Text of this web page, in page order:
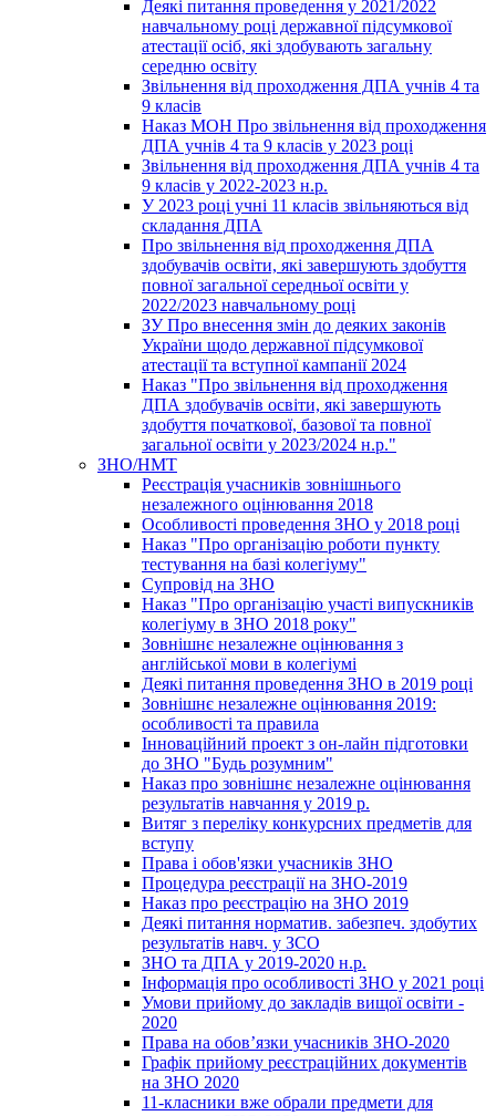
Деякі питання проведення у 2021/2022
навчальному році державної підсумкової
атестації осіб, які здобувають загальну
середню освіту
Звільнення від проходження ДПА учнів 4 та
9 класів
Наказ МОН Про звільнення від проходження
ДПА учнів 4 та 9 класів у 2023 році
Звільнення від проходження ДПА учнів 4 та
9 класів у 2022-2023 н.р.
У 2023 році учні 11 класів звільняються від
складання ДПА
Про звільнення від проходження ДПА
здобувачів освіти, які завершують здобуття
повної загальної середньої освіти у
2022/2023 навчальному році
ЗУ Про внесення змін до деяких законів
України щодо державної підсумкової
атестації та вступної кампанії 2024
Наказ "Про звільнення від проходження
ДПА здобувачів освіти, які завершують
здобуття початкової, базової та повної
загальної освіти у 2023/2024 н.р."
ЗНО/НМТ
Реєстрація учасників зовнішнього
незалежного оцінювання 2018
Особливості проведення ЗНО у 2018 році
Наказ "Про організацію роботи пункту
тестування на базі колегіуму"
Супровід на ЗНО
Наказ "Про організацію участі випускників
колегіуму в ЗНО 2018 року"
Зовнішнє незалежне оцінювання з
англійської мови в колегіумі
Деякі питання проведення ЗНО в 2019 році
Зовнішнє незалежне оцінювання 2019:
особливості та правила
Інноваційний проект з он-лайн підготовки
до ЗНО "Будь розумним"
Наказ про зовнішнє незалежне оцінювання
результатів навчання у 2019 р.
Витяг з переліку конкурсних предметів для
вступу
Права і обов'язки учасників ЗНО
Процедура реєстрації на ЗНО-2019
Наказ про реєстрацію на ЗНО 2019
Деякі питання норматив. забезпеч. здобутих
результатів навч. у ЗСО
ЗНО та ДПА у 2019-2020 н.р.
Інформація про особливості ЗНО у 2021 році
Умови прийому до закладів вищої освіти -
2020
Права на обов’язки учасників ЗНО-2020
Графік прийому реєстраційних документів
на ЗНО 2020
11-класники вже обрали предмети для